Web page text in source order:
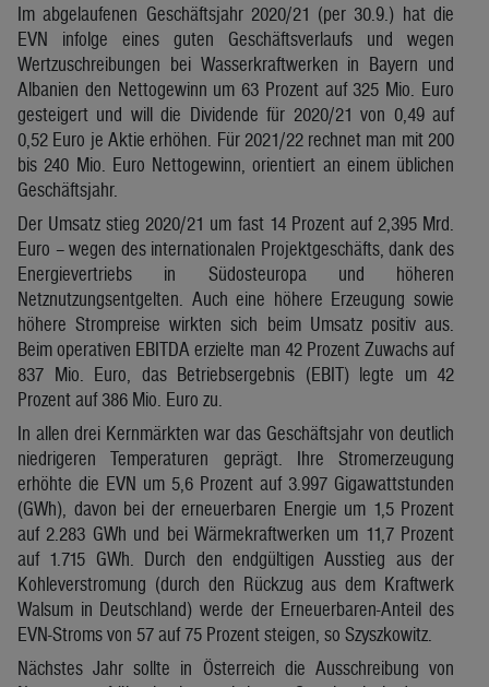
Im abgelaufenen Geschäftsjahr 2020/21 (per 30.9.) hat die
EVN infolge eines guten Geschäftsverlaufs und wegen
Wertzuschreibungen bei Wasserkraftwerken in Bayern und
Albanien den Nettogewinn um 63 Prozent auf 325 Mio. Euro
gesteigert und will die Dividende für 2020/21 von 0,49 auf
0,52 Euro je Aktie erhöhen. Für 2021/22 rechnet man mit 200
bis 240 Mio. Euro Nettogewinn, orientiert an einem üblichen
Geschäftsjahr.
Der Umsatz stieg 2020/21 um fast 14 Prozent auf 2,395 Mrd.
Euro – wegen des internationalen Projektgeschäfts, dank des
Energievertriebs in Südosteuropa und höheren
Netznutzungsentgelten. Auch eine höhere Erzeugung sowie
höhere Strompreise wirkten sich beim Umsatz positiv aus.
Beim operativen EBITDA erzielte man 42 Prozent Zuwachs auf
837 Mio. Euro, das Betriebsergebnis (EBIT) legte um 42
Prozent auf 386 Mio. Euro zu.
In allen drei Kernmärkten war das Geschäftsjahr von deutlich
niedrigeren Temperaturen geprägt. Ihre Stromerzeugung
erhöhte die EVN um 5,6 Prozent auf 3.997 Gigawattstunden
(GWh), davon bei der erneuerbaren Energie um 1,5 Prozent
auf 2.283 GWh und bei Wärmekraftwerken um 11,7 Prozent
auf 1.715 GWh. Durch den endgültigen Ausstieg aus der
Kohleverstromung (durch den Rückzug aus dem Kraftwerk
Walsum in Deutschland) werde der Erneuerbaren-Anteil des
EVN-Stroms von 57 auf 75 Prozent steigen, so Szyszkowitz.
Nächstes Jahr sollte in Österreich die Ausschreibung von